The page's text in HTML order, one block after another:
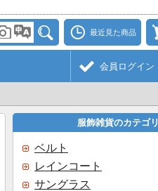
最近見た商品
会員ログイン
服飾雑貨のカテゴリ
ベルト
レインコート
サングラス